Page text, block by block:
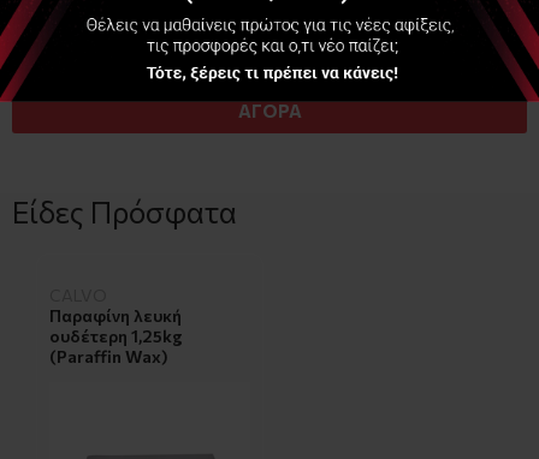
105,00 €
+315 Πόντοι
ΑΓΟΡΑ
Είδες Πρόσφατα
Παραφίνη λευκή
ουδέτερη 1,25kg
(Paraffin Wax)